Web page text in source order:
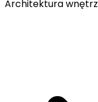
Architektura wnętrz